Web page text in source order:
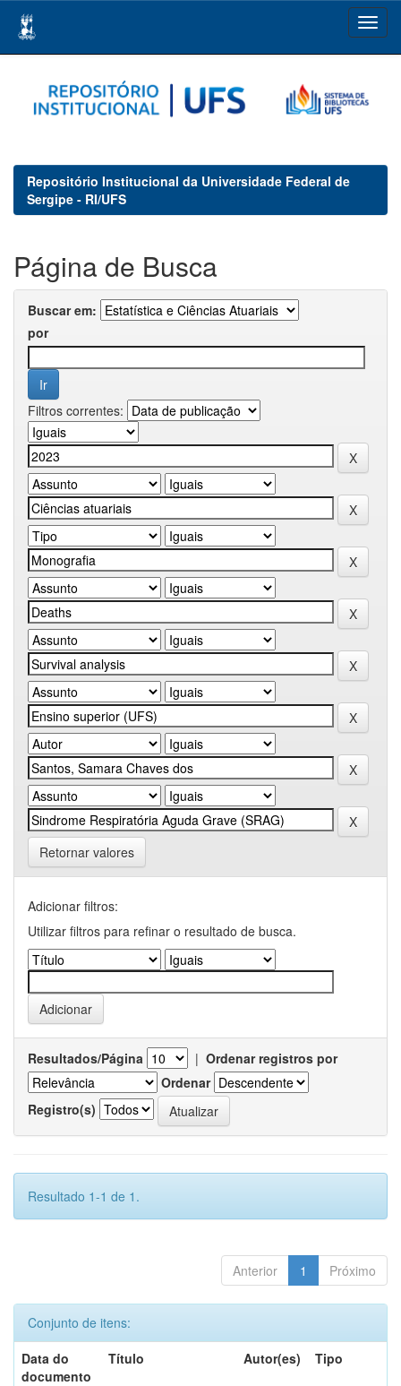
navigation
Repositório Institucional da Universidade Federal de
Sergipe - RI/UFS
Página de Busca
Buscar em:
por
Filtros correntes:
Retornar valores
Adicionar filtros:
Utilizar filtros para refinar o resultado de busca.
Resultados/Página | Ordenar registros por
Ordenar
Registro(s)
Resultado 1-1 de 1.
Anterior 1 Próximo
Conjunto de itens:
Data do
documento
Título Autor(es) Tipo